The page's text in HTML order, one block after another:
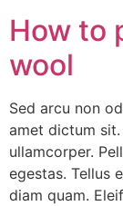
How to
wool
Sed arcu non
amet dictum
ullamcorper.
egestas. Tellus
diam quam.